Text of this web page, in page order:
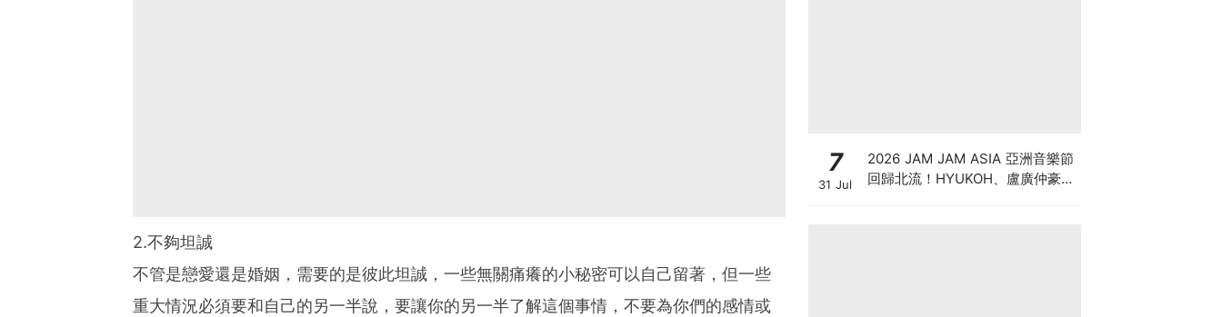
2.不夠坦誠
不管是戀愛還是婚姻，需要的是彼此坦誠，一些無關痛癢的小秘密可以自己留著，但一些
重大情況必須要和自己的另一半說，要讓你的另一半了解這個事情，不要為你們的感情或
7
31 Jul
2026 JAM JAM ASIA 亞洲音樂節
回歸北流！HYUKOH、盧廣仲豪華